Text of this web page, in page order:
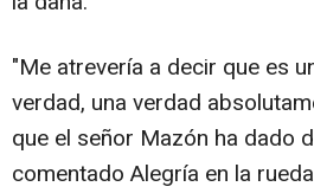
"Me atrevería a decir que es
verdad, una verdad
que el señor Mazón ha dado
comentado Alegría en la